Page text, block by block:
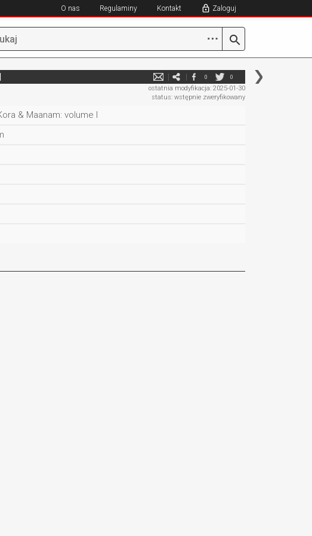
O nas Regulaminy Kontakt Zaloguj
⋯
0 0
ostatnia modyfikacja: 2025-01-30
status: wstępnie zweryfikowany
& Maanam: volume I